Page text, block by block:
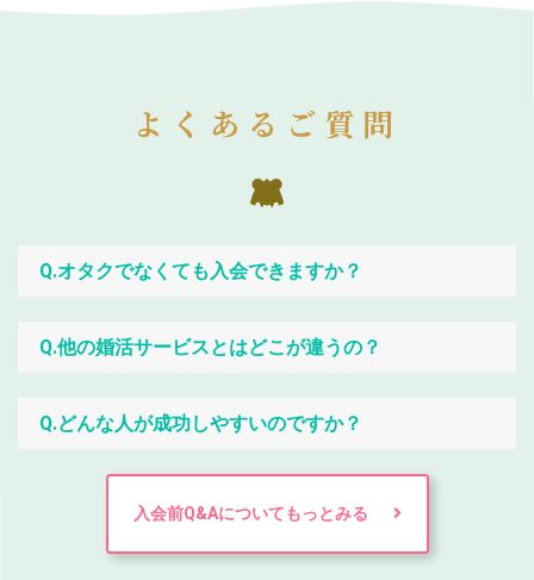
よくあるご質問
Q.オタクでなくても入会できますか？
Q.他の婚活サービスとはどこが違うの？
Q.どんな人が成功しやすいのですか？
入会前Q&Aについてもっとみる